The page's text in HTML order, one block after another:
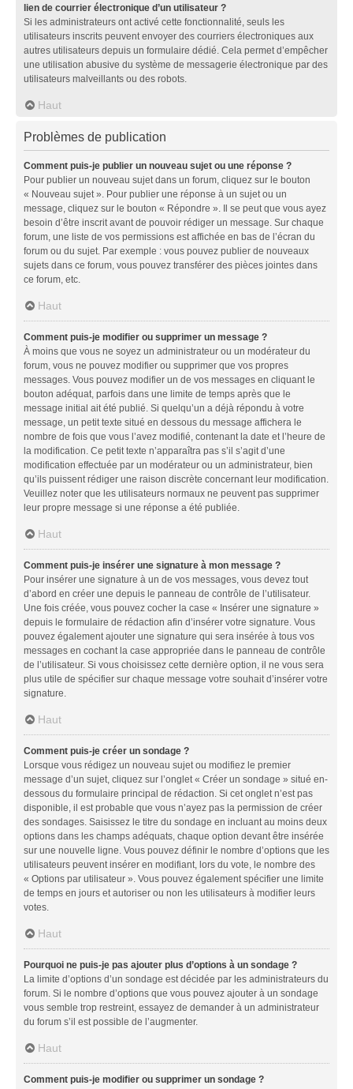
lien de courrier électronique d’un utilisateur ?
Si les administrateurs ont activé cette fonctionnalité, seuls les
utilisateurs inscrits peuvent envoyer des courriers électroniques aux
autres utilisateurs depuis un formulaire dédié. Cela permet d’empêcher
une utilisation abusive du système de messagerie électronique par des
utilisateurs malveillants ou des robots.
Haut
Problèmes de publication
Comment puis-je publier un nouveau sujet ou une réponse ?
Pour publier un nouveau sujet dans un forum, cliquez sur le bouton
« Nouveau sujet ». Pour publier une réponse à un sujet ou un
message, cliquez sur le bouton « Répondre ». Il se peut que vous ayez
besoin d’être inscrit avant de pouvoir rédiger un message. Sur chaque
forum, une liste de vos permissions est affichée en bas de l’écran du
forum ou du sujet. Par exemple : vous pouvez publier de nouveaux
sujets dans ce forum, vous pouvez transférer des pièces jointes dans
ce forum, etc.
Haut
Comment puis-je modifier ou supprimer un message ?
À moins que vous ne soyez un administrateur ou un modérateur du
forum, vous ne pouvez modifier ou supprimer que vos propres
messages. Vous pouvez modifier un de vos messages en cliquant le
bouton adéquat, parfois dans une limite de temps après que le
message initial ait été publié. Si quelqu’un a déjà répondu à votre
message, un petit texte situé en dessous du message affichera le
nombre de fois que vous l’avez modifié, contenant la date et l’heure de
la modification. Ce petit texte n’apparaîtra pas s’il s’agit d’une
modification effectuée par un modérateur ou un administrateur, bien
qu’ils puissent rédiger une raison discrète concernant leur modification.
Veuillez noter que les utilisateurs normaux ne peuvent pas supprimer
leur propre message si une réponse a été publiée.
Haut
Comment puis-je insérer une signature à mon message ?
Pour insérer une signature à un de vos messages, vous devez tout
d’abord en créer une depuis le panneau de contrôle de l’utilisateur.
Une fois créée, vous pouvez cocher la case « Insérer une signature »
depuis le formulaire de rédaction afin d’insérer votre signature. Vous
pouvez également ajouter une signature qui sera insérée à tous vos
messages en cochant la case appropriée dans le panneau de contrôle
de l’utilisateur. Si vous choisissez cette dernière option, il ne vous sera
plus utile de spécifier sur chaque message votre souhait d’insérer votre
signature.
Haut
Comment puis-je créer un sondage ?
Lorsque vous rédigez un nouveau sujet ou modifiez le premier
message d’un sujet, cliquez sur l’onglet « Créer un sondage » situé en-
dessous du formulaire principal de rédaction. Si cet onglet n’est pas
disponible, il est probable que vous n’ayez pas la permission de créer
des sondages. Saisissez le titre du sondage en incluant au moins deux
options dans les champs adéquats, chaque option devant être insérée
sur une nouvelle ligne. Vous pouvez définir le nombre d’options que les
utilisateurs peuvent insérer en modifiant, lors du vote, le nombre des
« Options par utilisateur ». Vous pouvez également spécifier une limite
de temps en jours et autoriser ou non les utilisateurs à modifier leurs
votes.
Haut
Pourquoi ne puis-je pas ajouter plus d’options à un sondage ?
La limite d’options d’un sondage est décidée par les administrateurs du
forum. Si le nombre d’options que vous pouvez ajouter à un sondage
vous semble trop restreint, essayez de demander à un administrateur
du forum s’il est possible de l’augmenter.
Haut
Comment puis-je modifier ou supprimer un sondage ?